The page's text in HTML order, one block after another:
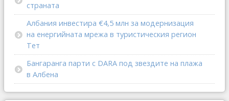
страната
Албания инвестира €4,5 млн за модернизация
на енергийната мрежа в туристическия регион
Тет
Бангаранга парти с DARA под звездите на плажа
в Албена